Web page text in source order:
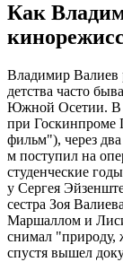
Как
Владимир Валиев
детства часто
Южной Осетии. В
при Госкинпроме
фильм"), через
м поступил на
студенческие
у Сергея
сестра Зоя
Маршаллом и
снимал "природу,
спустя вышел